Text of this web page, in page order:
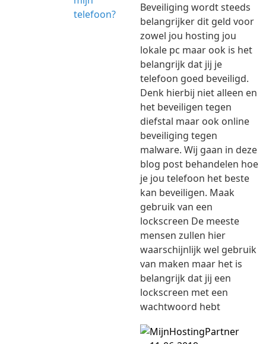
Beveiliging wordt steeds
belangrijker dit geld voor
zowel jou hosting jou
lokale pc maar ook is het
belangrijk dat jij je
telefoon goed beveiligd.
Denk hierbij niet alleen en
het beveiligen tegen
diefstal maar ook online
beveiliging tegen
malware. Wij gaan in deze
blog post behandelen hoe
je jou telefoon het beste
kan beveiligen. Maak
gebruik van een
lockscreen De meeste
mensen zullen hier
waarschijnlijk wel gebruik
van maken maar het is
belangrijk dat jij een
lockscreen met een
wachtwoord hebt